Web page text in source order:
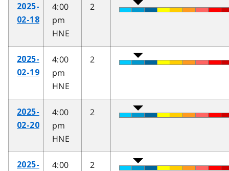
2025-
02-18
4:00
pm
HNE
2
2025-
02-19
4:00
pm
HNE
2
2025-
02-20
4:00
pm
HNE
2
2025-
4:00
2